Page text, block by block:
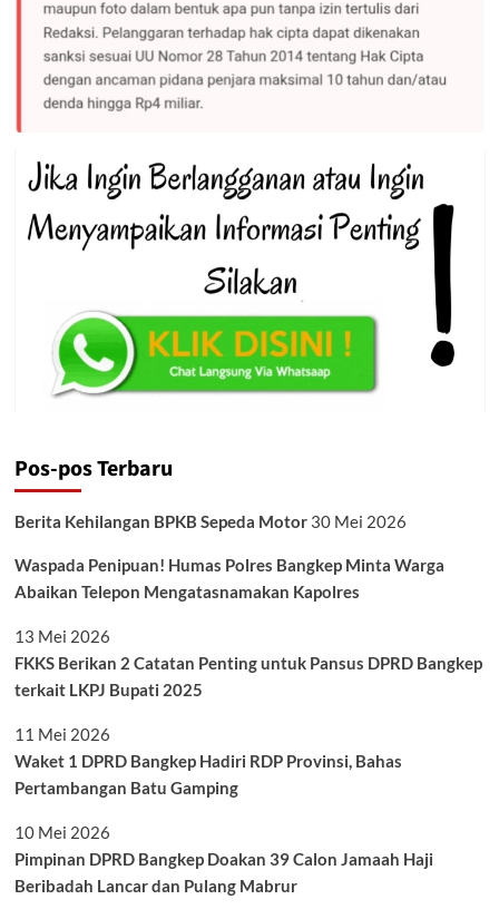
Pos-pos Terbaru
Berita Kehilangan BPKB Sepeda Motor 30 Mei 2026
Waspada Penipuan! Humas Polres Bangkep Minta Warga
Abaikan Telepon Mengatasnamakan Kapolres
13 Mei 2026
FKKS Berikan 2 Catatan Penting untuk Pansus DPRD Bangkep
terkait LKPJ Bupati 2025
11 Mei 2026
Waket 1 DPRD Bangkep Hadiri RDP Provinsi, Bahas
Pertambangan Batu Gamping
10 Mei 2026
Pimpinan DPRD Bangkep Doakan 39 Calon Jamaah Haji
Beribadah Lancar dan Pulang Mabrur